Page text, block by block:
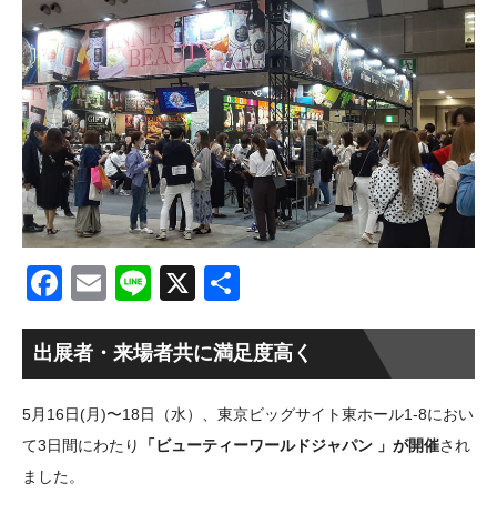
Facebook
EmailLine
X
有
出展者・来場者共に満足度高く
5月16日(月)〜18日（水）、東京ビッグサイト東ホール1-8におい
て3日間にわたり
「ビューティーワールドジャパン 」が開催され
ました。